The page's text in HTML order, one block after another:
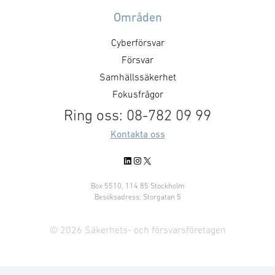
Områden
Cyberförsvar
Försvar
Samhällssäkerhet
Fokusfrågor
Ring oss: 08-782 09 99
Kontakta oss
LinkedIn
Instagram
X
Box 5510, 114 85 Stockholm
Besöksadress: Storgatan 5
© 2026 Säkerhets- och försvarsföretagen